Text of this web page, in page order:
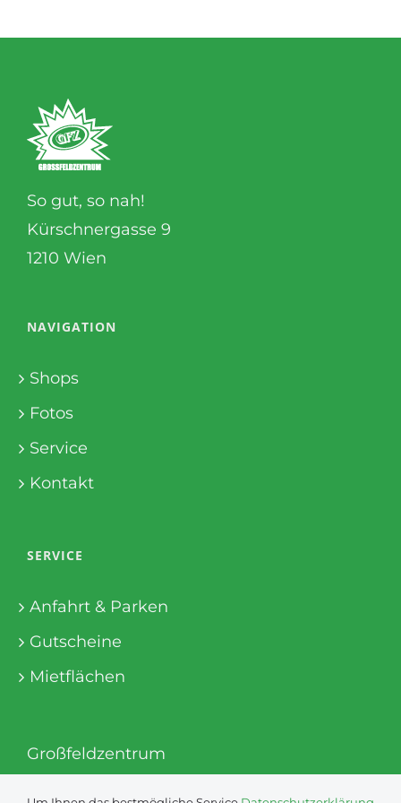
So gut, so nah!
Kürschnergasse 9
1210 Wien
NAVIGATION
Shops
Fotos
Service
Kontakt
SERVICE
Anfahrt & Parken
Gutscheine
Mietflächen
Großfeldzentrum